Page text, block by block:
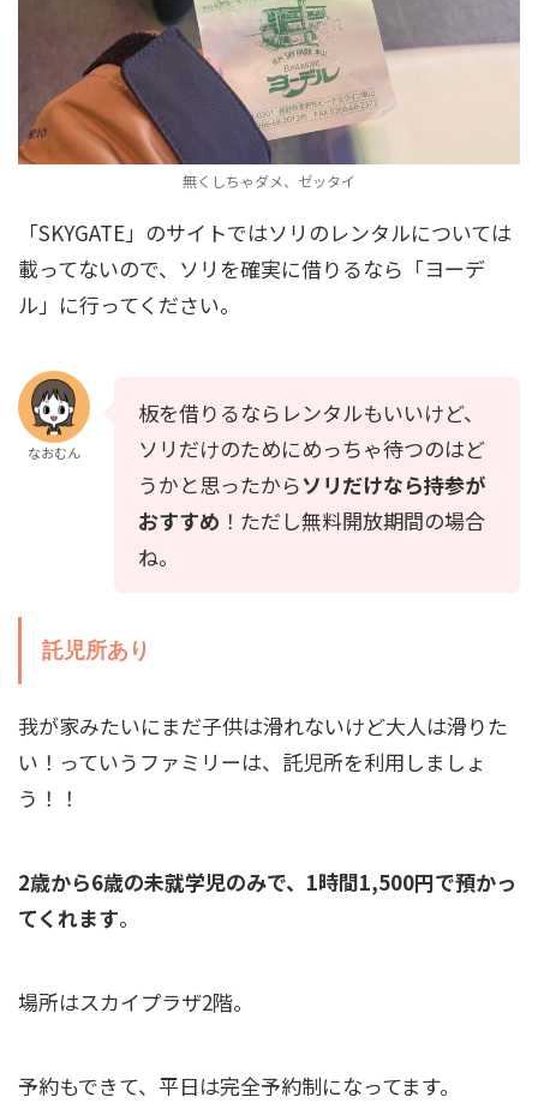
無くしちゃダメ、ゼッタイ
「SKYGATE」のサイトではソリのレンタルについては
載ってないので、ソリを確実に借りるなら「ヨーデ
ル」に行ってください。
なおむん
板を借りるならレンタルもいいけど、
ソリだけのためにめっちゃ待つのはど
うかと思ったからソリだけなら持参が
おすすめ ！ただし無料開放期間の場合
ね。
託児所あり
我が家みたいにまだ子供は滑れないけど大人は滑りた
い！っていうファミリーは、託児所を利用しましょ
う！！
2歳から6歳の未就学児のみで、1時間1,500円で預かっ
てくれます。
場所はスカイプラザ2階。
予約もできて、平日は完全予約制になってます。